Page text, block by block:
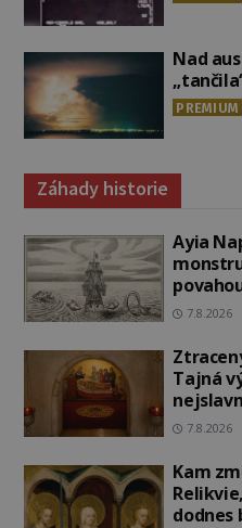
Nad
PREMIUM
Záhady historie
Ayia
7.8.2026
Tajná
7.8.2026
Kam
dodnes